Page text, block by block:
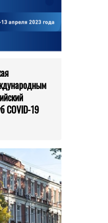
COVID-19